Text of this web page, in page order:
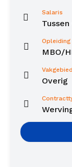
Salaris
Opleiding
MBO/
Vakgebied
Overig